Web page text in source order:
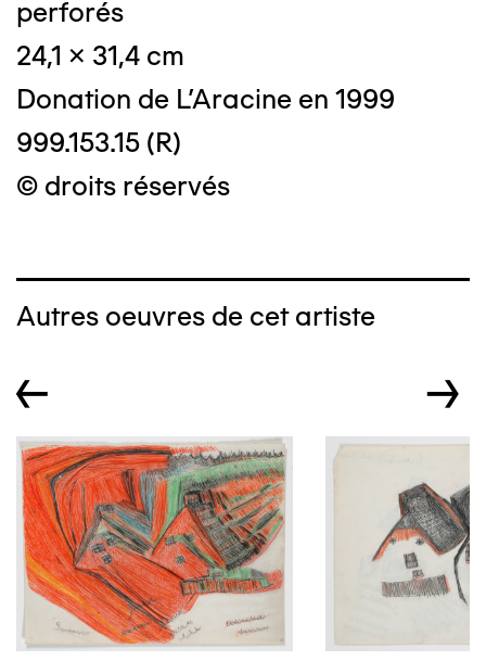
perforés
24,1 x 31,4 cm
Donation de L'Aracine en 1999
999.153.15 (R)
© droits réservés
Autres oeuvres de cet artiste
← →